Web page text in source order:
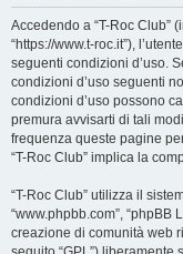
Accedendo a “T-Roc Club”
“https://www.t-roc.it”),
seguenti condizioni d’uso.
condizioni d’uso seguenti
condizioni d’uso possono
premura avvisarti di tali
frequenza queste pagine
“T-Roc Club” implica la
“T-Roc Club” utilizza il
“www.phpbb.com”, “phpBB
creazione di comunità web